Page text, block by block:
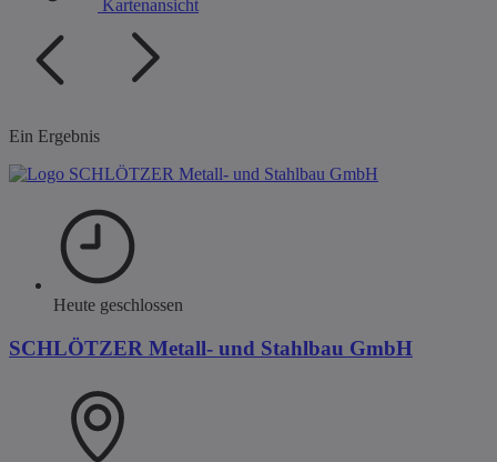
Kartenansicht
Ein Ergebnis
Heute geschlossen
SCHLÖTZER Metall- und Stahlbau GmbH